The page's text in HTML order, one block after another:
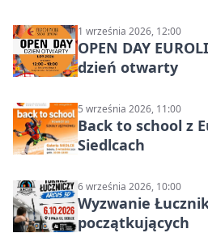
1 września 2026, 12:00
OPEN DAY
dzień otwarty
5 września 2026, 11:00
Back to school z
Siedlcach
6 września 2026, 10:00
Wyzwanie
początkujących